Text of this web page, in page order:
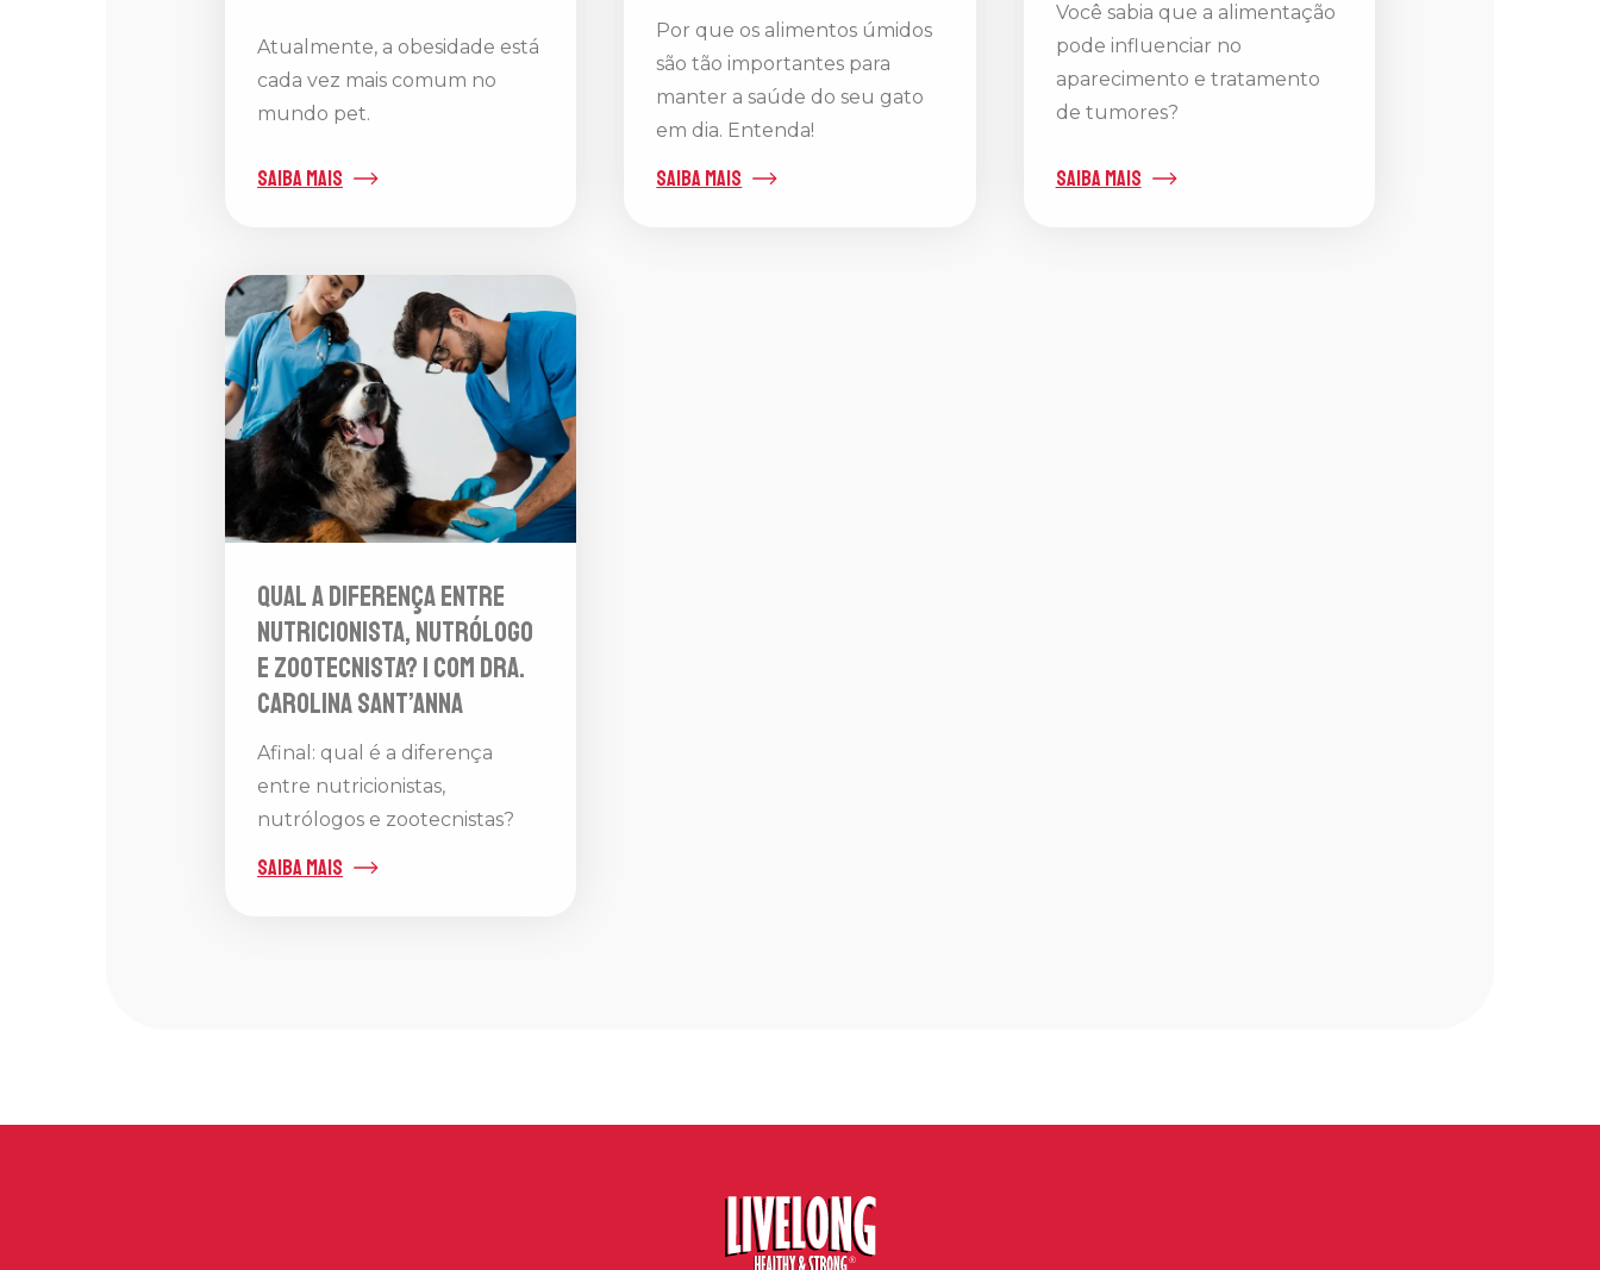
Atualmente, a obesidade está
cada vez mais comum no
mundo pet.
saiba mais
Por que os alimentos úmidos
são tão importantes para
manter a saúde do seu gato
em dia. Entenda!
saiba mais
Você sabia que a alimentação
pode influenciar no
aparecimento e tratamento
de tumores?
saiba mais
Qual a diferença entre
nutricionista, nutrólogo
e zootecnista? | com Dra.
Carolina Sant’Anna
Afinal: qual é a diferença
entre nutricionistas,
nutrólogos e zootecnistas?
saiba mais